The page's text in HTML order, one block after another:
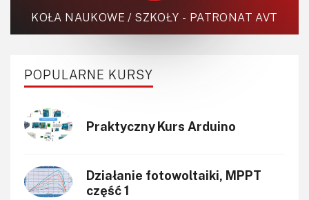
Robotyka
SBC-SIP-SoC-CoM
Silniki i serwo
Sterowanie
Transformatory
Wyświetlacze
KOŁA NAUKOWE / SZKOŁY - PATRONAT AVT
POPULARNE KURSY
Praktyczny Kurs Arduino
Działanie fotowoltaiki, MPPT
część 1